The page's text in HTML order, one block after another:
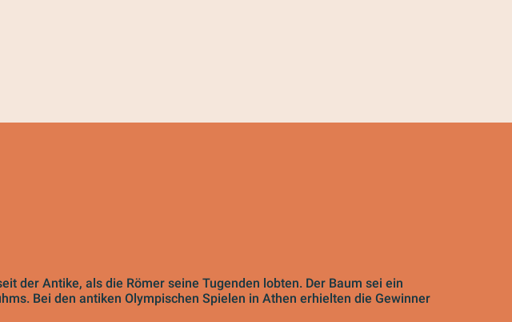
der Antike, als die Römer seine Tugenden lobten. Der Baum sei ein
Bei den antiken Olympischen Spielen in Athen erhielten die Gewinner